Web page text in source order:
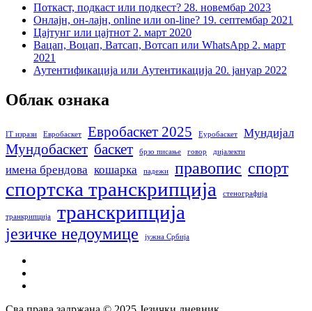
Поткаст, подкаст или подкест? 28. новембар 2023
Онлајн, он-лајн, online или on-line? 19. септембар 2021
Цајтунг или цајтнот 2. март 2020
Вацап, Воцап, Ватсап, Вотсап или WhatsApp 2. март
2021
Аутентификација или Аутентикација 20. јануар 2022
Облак ознака
IT изрази Евробаскет Евробаскет 2025 Еуробаскет Мундијал
Мундобаскет баскет брзо писање говор дијалекти
имена брендова кошарка падежи правопис спорт
спортска транскрипција стенографија
транкрипција транскрипција
језичке недоумице јужна Србија